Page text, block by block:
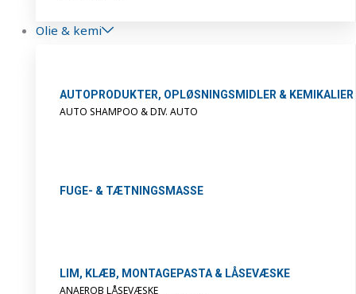
Olie & kemi
AUTOPRODUKTER, OPLØSNINGSMIDLER & KEMIKALIER
AUTO SHAMPOO & DIV. AUTO
FUGE- & TÆTNINGSMASSE
LIM, KLÆB, MONTAGEPASTA & LÅSEVÆSKE
ANAEROB LÅSEVÆSKE